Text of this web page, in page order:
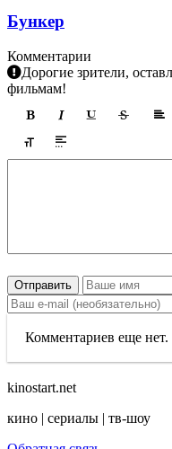
Бункер
Комментарии
Дорогие зрители,
фильмам!
Отправить
Комментариев еще
kinostart.net
кино | сериалы | тв-шоу